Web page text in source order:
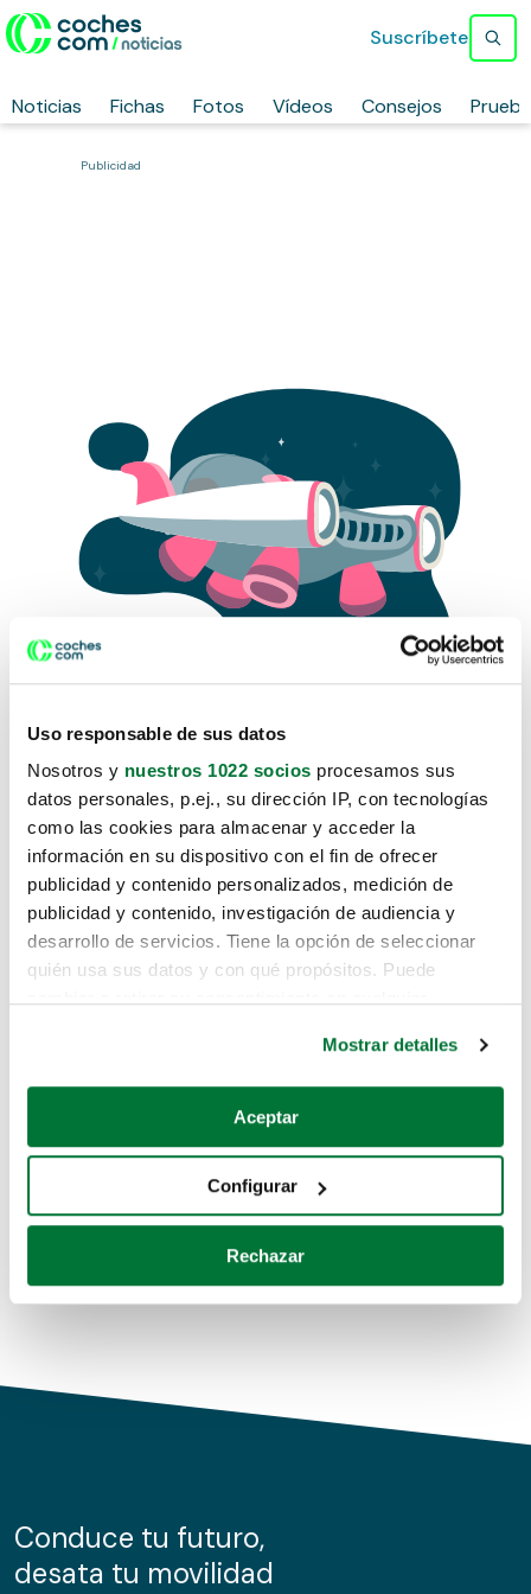
Uso responsable de sus datos
Nosotros y nuestros 1022 socios procesamos sus
datos personales, p.ej., su dirección IP, con tecnologías
como las cookies para almacenar y acceder la
información en su dispositivo con el fin de ofrecer
publicidad y contenido personalizados, medición de
publicidad y contenido, investigación de audiencia y
desarrollo de servicios. Tiene la opción de seleccionar
quién usa sus datos y con qué propósitos. Puede
Si lo permite, también quisiéramos:
Recopilar información sobre su ubicación geográfica
Identificar su dispositivo analizándolo activamente
para buscar características específicas (huellas
Obtenga más información sobre cómo se procesan sus
de cookies.
información sobre el uso que haga del sitio web con
nuestros partners de redes sociales, publicidad y análisis
Mostrar detalles
Aceptar
Configurar
Rechazar
Noticias Fichas Fotos Vídeos Consejos
Suscríbete
Publicidad
Lo sentimos, no sabemos como
te hemos traido hasta aquí.
Pero puedes encontrar el coche que estás
buscando en alguno de estos enlaces:
Coches de segunda mano
Coches de km0
Conduce tu futuro,
desata tu movilidad